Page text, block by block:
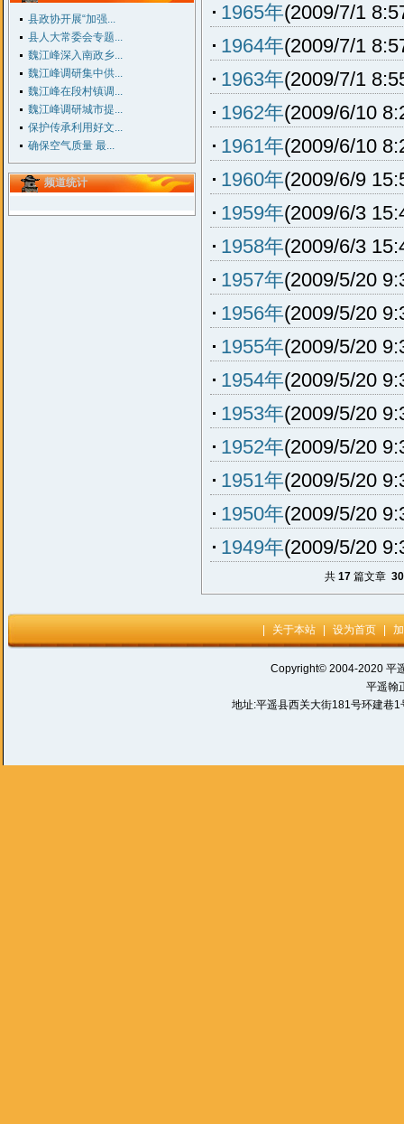
县政协开展“加强...
县人大常委会专题...
魏江峰深入南政乡...
魏江峰调研集中供...
魏江峰在段村镇调...
魏江峰调研城市提...
保护传承利用好文...
确保空气质量 最...
频道统计
1965年(2009/7/1
1964年(2009/7/1
1963年(2009/7/1
1962年(2009/6/10
1961年(2009/6/10
1960年(2009/6/9
1959年(2009/6/3
1958年(2009/6/3
1957年(2009/5/20
1956年(2009/5/20
1955年(2009/5/20
1954年(2009/5/20
1953年(2009/5/20
1952年(2009/5/20
1951年(2009/5/20
1950年(2009/5/20
1949年(2009/5/20
共 17篇文章 30
关于本站 设为首页
Copyright© 2004-2020 平
平遥翰
地址:平遥县西关大街181号环建